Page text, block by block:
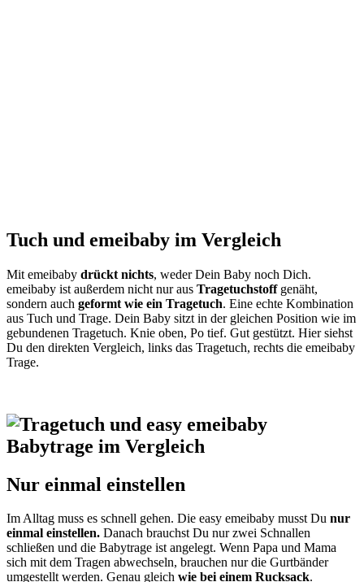
Tuch und emeibaby im Vergleich
Mit emeibaby drückt nichts, weder Dein Baby noch Dich.
emeibaby ist außerdem nicht nur aus Tragetuchstoffgenäht,
sondern auch geformt wie ein Tragetuch. Eine echte Kombination
aus Tuch und Trage. Dein Baby sitzt in der gleichen Position wie im
gebundenen Tragetuch. Knie oben, Po tief. Gut gestützt. Hier siehst
Du den direkten Vergleich, links das Tragetuch, rechts die emeibaby
Trage.
Nur einmal einstellen
Im Alltag muss es schnell gehen. Die easy emeibaby musst Du nur
einmal einstellen. Danach brauchst Du nur zwei Schnallen
schließen und die Babytrage ist angelegt. Wenn Papa und Mama
sich mit dem Tragen abwechseln, brauchen nur die Gurtbänder
umgestellt werden. Genau gleich wie bei einem Rucksack.